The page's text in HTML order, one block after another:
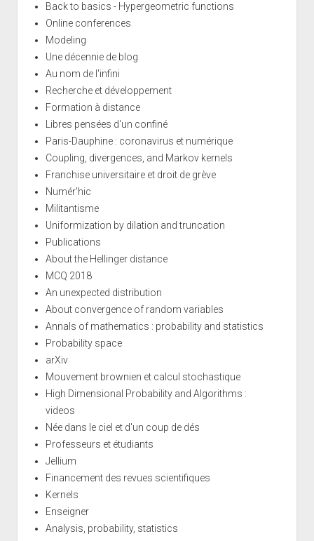
Back to basics - Hypergeometric functions
Online conferences
Modeling
Une décennie de blog
Au nom de l'infini
Recherche et développement
Formation à distance
Libres pensées d'un confiné
Paris-Dauphine : coronavirus et numérique
Coupling, divergences, and Markov kernels
Franchise universitaire et droit de grève
Numér'hic
Militantisme
Uniformization by dilation and truncation
Publications
About the Hellinger distance
MCQ 2018
An unexpected distribution
About convergence of random variables
Annals of mathematics : probability and statistics
Probability space
arXiv
Mouvement brownien et calcul stochastique
High Dimensional Probability and Algorithms :
videos
Née dans le ciel et d'un coup de dés
Professeurs et étudiants
Jellium
Financement des revues scientifiques
Kernels
Enseigner
Analysis, probability, statistics